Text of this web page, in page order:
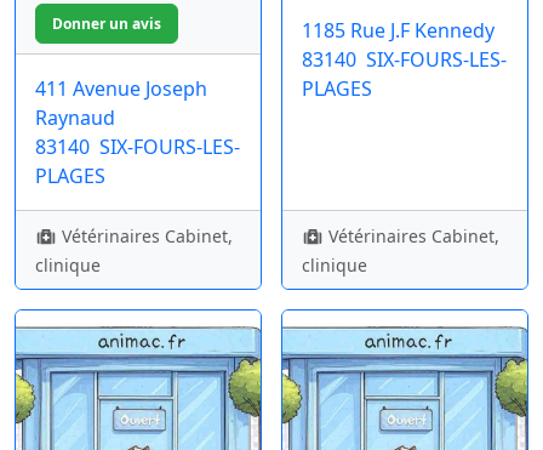
411 Avenue Joseph
Raynaud
83140 SIX-FOURS-LES-
PLAGES
Vétérinaires Cabinet,
clinique
1185 Rue J.F Kennedy
83140 SIX-FOURS-LES-
PLAGES
Vétérinaires Cabinet,
clinique